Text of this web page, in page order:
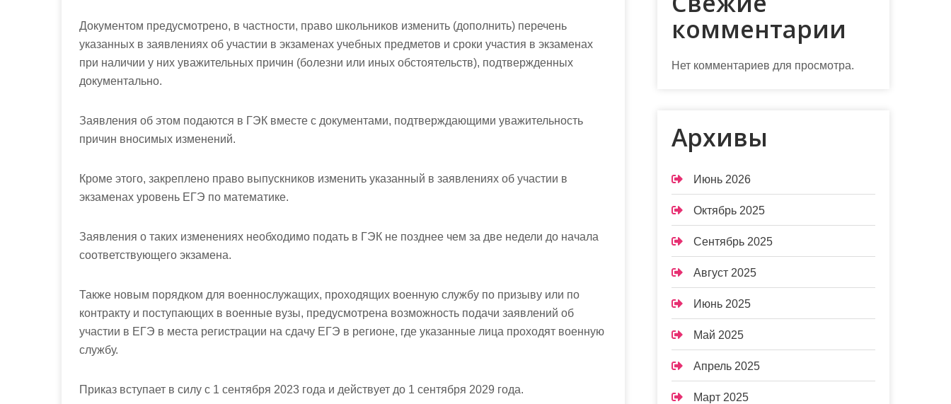
Документом предусмотрено, в частности, право школьников изменить (дополнить) перечень
указанных в заявлениях об участии в экзаменах учебных предметов и сроки участия в экзаменах
при наличии у них уважительных причин (болезни или иных обстоятельств), подтвержденных
документально.
Заявления об этом подаются в ГЭК вместе с документами, подтверждающими уважительность
причин вносимых изменений.
Кроме этого, закреплено право выпускников изменить указанный в заявлениях об участии в
экзаменах уровень ЕГЭ по математике.
Заявления о таких изменениях необходимо подать в ГЭК не позднее чем за две недели до начала
соответствующего экзамена.
Также новым порядком для военнослужащих, проходящих военную службу по призыву или по
контракту и поступающих в военные вузы, предусмотрена возможность подачи заявлений об
участии в ЕГЭ в места регистрации на сдачу ЕГЭ в регионе, где указанные лица проходят военную
службу.
Приказ вступает в силу с 1 сентября 2023 года и действует до 1 сентября 2029 года.
комментарии
Нет комментариев для просмотра.
Архивы
Июнь 2026
Октябрь 2025
Сентябрь 2025
Август 2025
Июнь 2025
Май 2025
Апрель 2025
Март 2025